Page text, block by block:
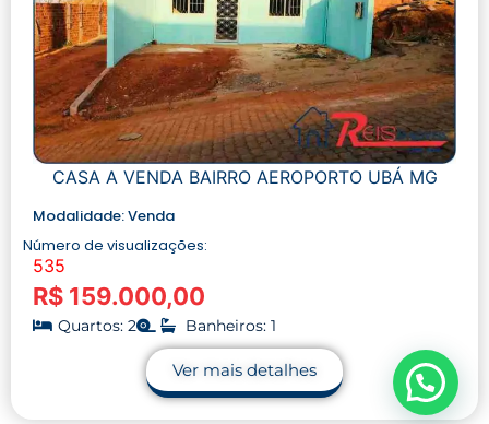
CASA A VENDA BAIRRO AEROPORTO UBÁ MG
Modalidade:Venda
Número de visualizações:
535
R$ 159.000,00
Quartos: 2 Banheiros: 1
Ver mais detalhes